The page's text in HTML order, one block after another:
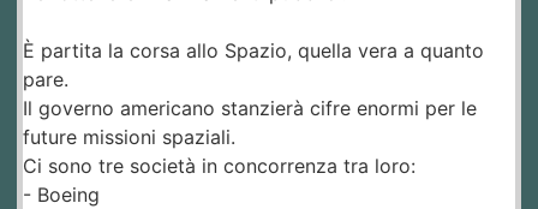
È partita la corsa allo Spazio, quella vera a quanto
pare.
Il governo americano stanzierà cifre enormi per le
future missioni spaziali.
Ci sono tre società in concorrenza tra loro:
- Boeing